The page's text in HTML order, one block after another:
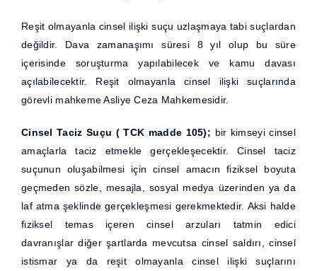
Reşit olmayanla cinsel ilişki suçu uzlaşmaya tabi suçlardan
değildir. Dava zamanaşımı süresi 8 yıl olup bu süre
içerisinde soruşturma yapılabilecek ve kamu davası
açılabilecektir. Reşit olmayanla cinsel ilişki suçlarında
görevli mahkeme Asliye Ceza Mahkemesidir.
Cinsel Taciz Suçu ( TCK madde 105); bir kimseyi cinsel
amaçlarla taciz etmekle gerçekleşecektir. Cinsel taciz
suçunun oluşabilmesi için cinsel amacın fiziksel boyuta
geçmeden sözle, mesajla, sosyal medya üzerinden ya da
laf atma şeklinde gerçekleşmesi gerekmektedir. Aksi halde
fiziksel temas içeren cinsel arzuları tatmin edici
davranışlar diğer şartlarda mevcutsa cinsel saldırı, cinsel
istismar ya da reşit olmayanla cinsel ilişki suçlarını